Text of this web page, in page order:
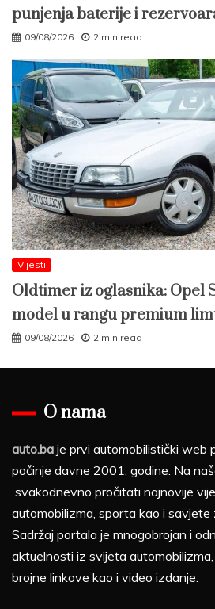
punjenja baterije i
09/08/2026 2 min read
Vijesti
Oldtimer iz oglasnika: Opel
model u rangu premium
09/08/2026 2 min read
O nama
auto.ba je prvi automobilistički web
počinje davne 2001. godine. Na
svakodnevno pročitati najnovije
automobilizma, sporta kao i savjete
Sadržaj portala je mnogobrojan i
aktuelnosti iz svijeta
brojne linkove kao i video izdanje.